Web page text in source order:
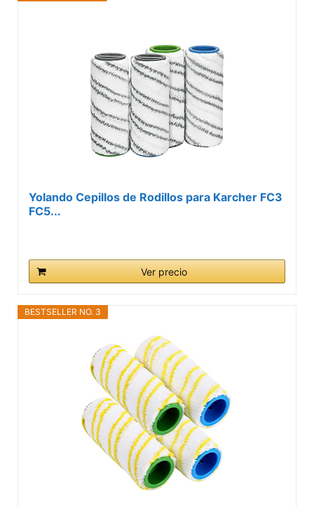
Yolando Cepillos de Rodillos para Karcher FC3
FC5...
Ver precio
BESTSELLER NO. 3